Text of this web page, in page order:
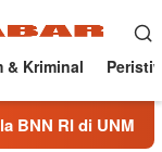
& Kriminal